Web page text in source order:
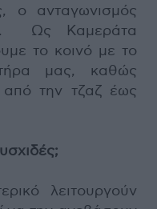
ο ανταγωνισμός
Ως Καμεράτα
το κοινό με το
μας, καθώς
την τζαζ έως
λειτουργούν